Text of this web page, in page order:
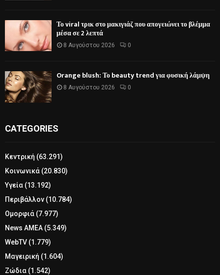
Το viral τρικ στο μακιγιάζ που απογειώνει το βλέμμα
μέσα σε 2 λεπτά
8 Αυγούστου 2026 0
Orange blush: Το beauty trend για φυσική λάμψη
8 Αυγούστου 2026 0
CATEGORIES
Κεντρική (63.291)
Κοινωνικά (20.830)
Υγεία (13.192)
Περιβάλλον (10.784)
Ομορφιά (7.977)
News ΑΜΕΑ (5.349)
WebTV (1.779)
Μαγειρική (1.604)
Ζώδια (1.542)